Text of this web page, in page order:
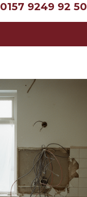
0157 9249 92 50